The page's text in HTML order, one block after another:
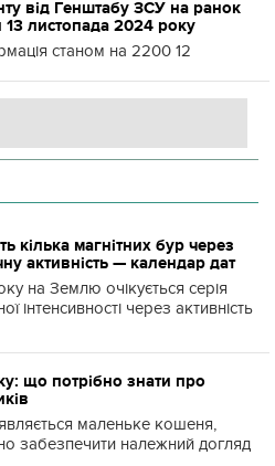
від Генштабу ЗСУ на ранок
13 листопада 2024 року
станом на 2200 12
кілька магнітних бур через
активність — календар дат
на Землю очікується серія
інтенсивності через активність
що потрібно знати про
маленьке кошеня,
забезпечити належний догляд